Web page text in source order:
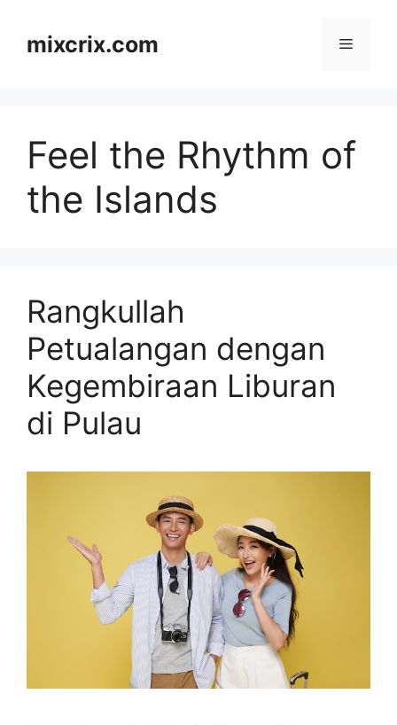
contentmixcrix.com Menu
Feel the Rhythm of
the Islands
Rangkullah
Petualangan dengan
Kegembiraan Liburan
di Pulau